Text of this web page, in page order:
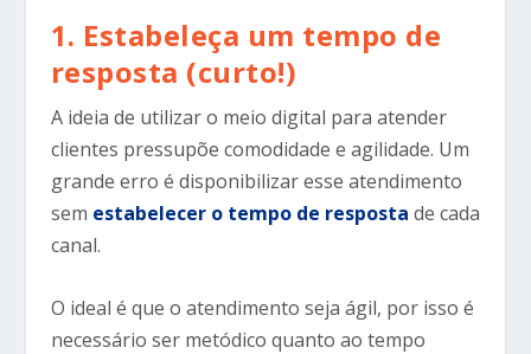
1. Estabeleça um tempo de
resposta (curto!)
A ideia de utilizar o meio digital para atender
clientes pressupõe comodidade e agilidade. Um
grande erro é disponibilizar esse atendimento
sem estabelecer o tempo de resposta de cada
canal.
O ideal é que o atendimento seja ágil, por isso é
necessário ser metódico quanto ao tempo